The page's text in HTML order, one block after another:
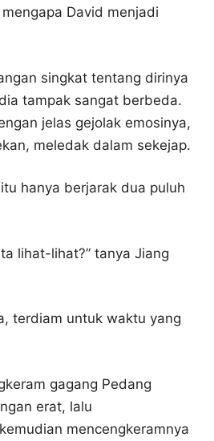
David menjadi
singkat tentang dirinya
tampak sangat berbeda.
jelas gejolak emosinya,
meledak dalam sekejap.
hanya berjarak dua puluh
lihat-lihat?” tanya Jiang
terdiam untuk waktu yang
gagang Pedang
erat, lalu
mencengkeramnya